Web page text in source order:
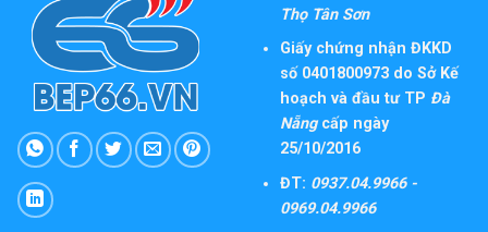
Thọ Tân Sơn
Giấy chứng nhận ĐKKD
số 0401800973 do Sở Kế
hoạch và đầu tư TP Đà
Nẵngcấp ngày
25/10/2016
ĐT: 0937.04.9966 -
0969.04.9966